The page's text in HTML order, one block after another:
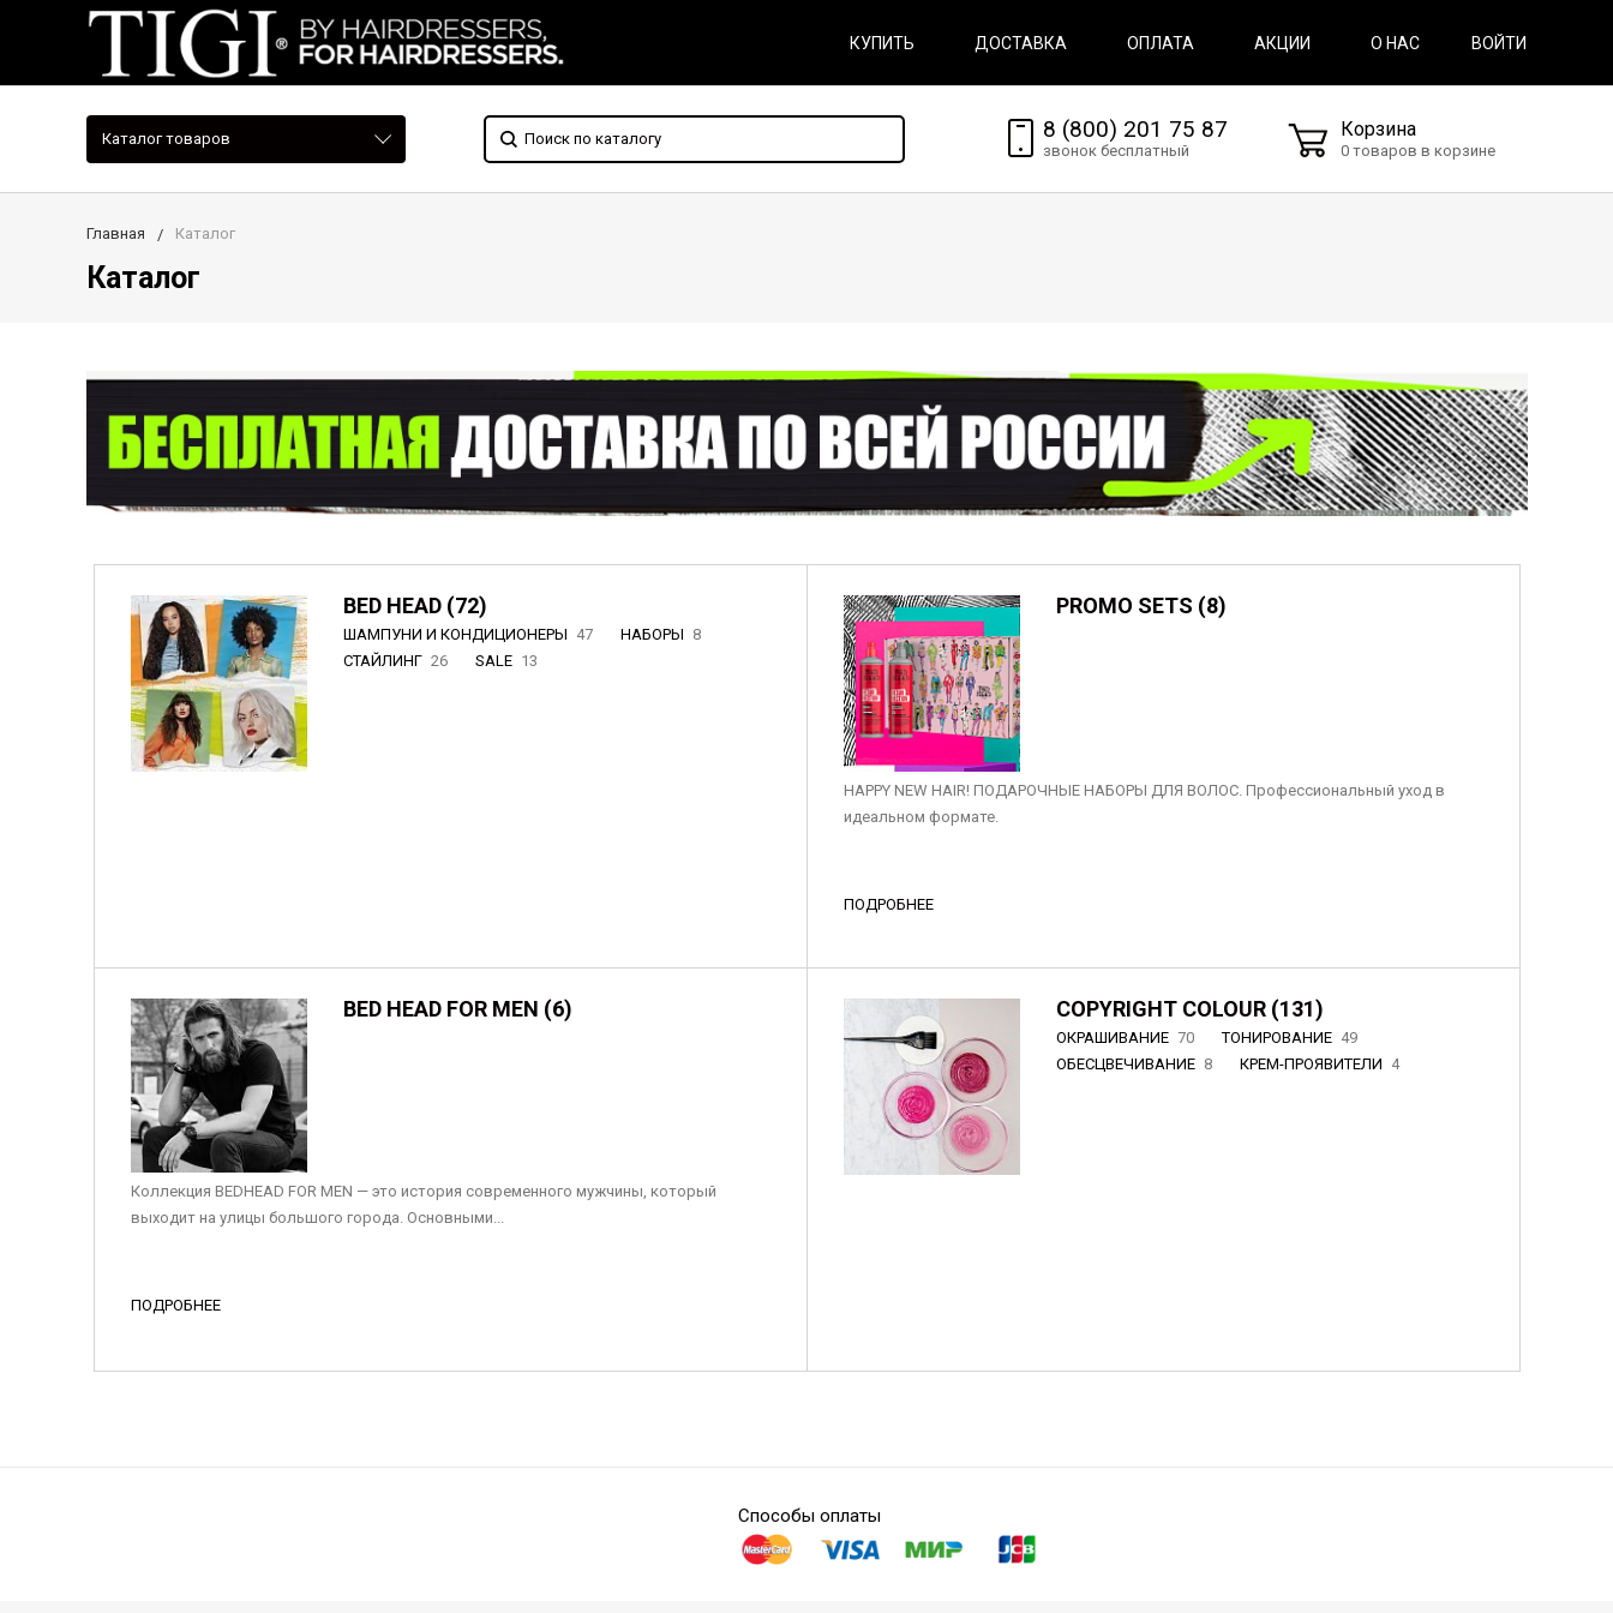
КУПИТЬ ДОСТАВКА ОПЛАТА АКЦИИ О НАС ВОЙТИ
Каталог товаров 8 (800) 201 75 87
звонок бесплатный
Корзина
0 товаров в корзине
Главная Каталог
Каталог
BED HEAD (72)
ШАМПУНИ И КОНДИЦИОНЕРЫ 47 НАБОРЫ 8
СТАЙЛИНГ 26 SALE 13
PROMO SETS (8)
HAPPY NEW HAIR! ПОДАРОЧНЫЕ НАБОРЫ ДЛЯ ВОЛОС. Профессиональный уход в
идеальном формате.
ПОДРОБНЕЕ
BED HEAD FOR MEN (6)
Коллекция BEDHEAD FOR MEN — это история современного мужчины, который
выходит на улицы большого города. Основными...
ПОДРОБНЕЕ
COPYRIGHT COLOUR (131)
ОКРАШИВАНИЕ 70 ТОНИРОВАНИЕ 49
ОБЕСЦВЕЧИВАНИЕ 8 КРЕМ-ПРОЯВИТЕЛИ 4
Способы оплаты